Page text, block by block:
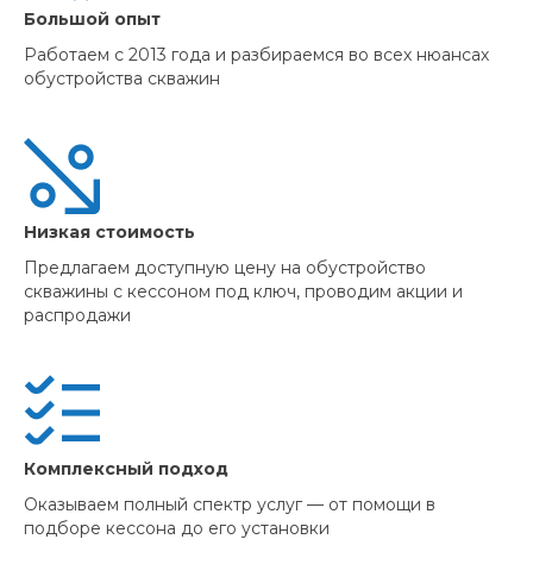
Большой опыт
Работаем с 2013 года и разбираемся во всех нюансах
обустройства скважин
Низкая стоимость
Предлагаем доступную цену на обустройство
скважины с кессоном под ключ, проводим акции и
распродажи
Комплексный подход
Оказываем полный спектр услуг — от помощи в
подборе кессона до его установки